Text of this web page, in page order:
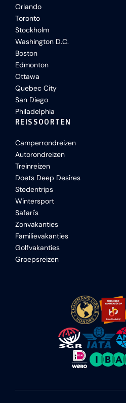
Orlando
Toronto
Stockholm
Washington D.C.
Boston
Edmonton
Ottawa
Quebec City
San Diego
Philadelphia
REISSOORTEN
Camperrondreizen
Autorondreizen
Treinreizen
Doets Deep Desires
Stedentrips
Wintersport
Safari's
Zonvakanties
Familievakanties
Golfvakanties
Groepsreizen